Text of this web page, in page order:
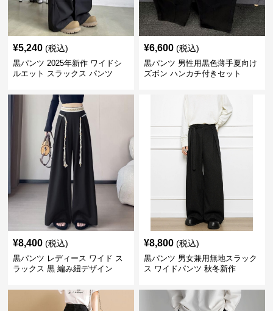
¥5,240 (税込)
黒パンツ 2025年新作 ワイドシ
ルエット スラックス パンツ
¥6,600 (税込)
黒パンツ 男性用黒色薄手夏向け
ズボン ハンカチ付きセット
¥8,400 (税込)
黒パンツ レディース ワイド ス
ラックス 黒 編み紐デザイン
¥8,800 (税込)
黒パンツ 男女兼用無地スラック
ス ワイドパンツ 秋冬新作